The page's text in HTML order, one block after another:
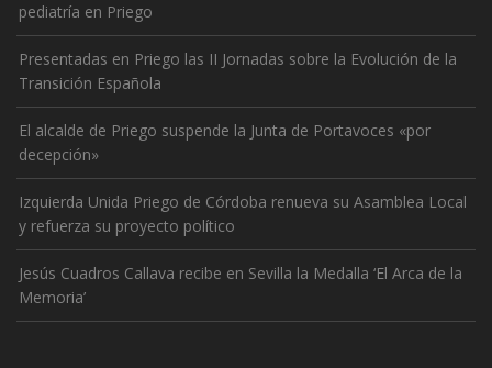
pediatría en Priego
Presentadas en Priego las II Jornadas sobre la Evolución de la
Transición Española
El alcalde de Priego suspende la Junta de Portavoces «por
decepción»
Izquierda Unida Priego de Córdoba renueva su Asamblea Local
y refuerza su proyecto político
Jesús Cuadros Callava recibe en Sevilla la Medalla ‘El Arca de la
Memoria’